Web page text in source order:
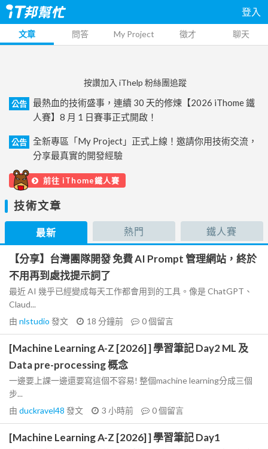
登入
文章 問答 My Project 徵才 聊天
按讚加入 iThelp 粉絲團追蹤
公告
最熱血的技術盛事，連續 30 天的修煉【2026 iThome 鐵
人賽】8 月 1 日賽事正式開啟！
公告
全新專區「My Project」正式上線！邀請你用技術交流，
分享最真實的開發經驗
前往 iThome鐵人賽
技術文章
最新 熱門 鐵人賽
【分享】台灣團隊開發 免費 AI Prompt 管理網站，終於
不用再到處找提示詞了
最近 AI 幾乎已經變成每天工作都會用到的工具。像是 ChatGPT、
Claud...
由 nlstudio 發文 18 分鐘前 0個留言
[Machine Learning A-Z [2026] ] 學習筆記 Day2 ML 及
Data pre-processing 概念
一邊要上課一邊還要寫這個不容易! 整個machine learning分成三個
步...
由 duckravel48 發文 3 小時前 0個留言
[Machine Learning A-Z [2026] ] 學習筆記 Day1